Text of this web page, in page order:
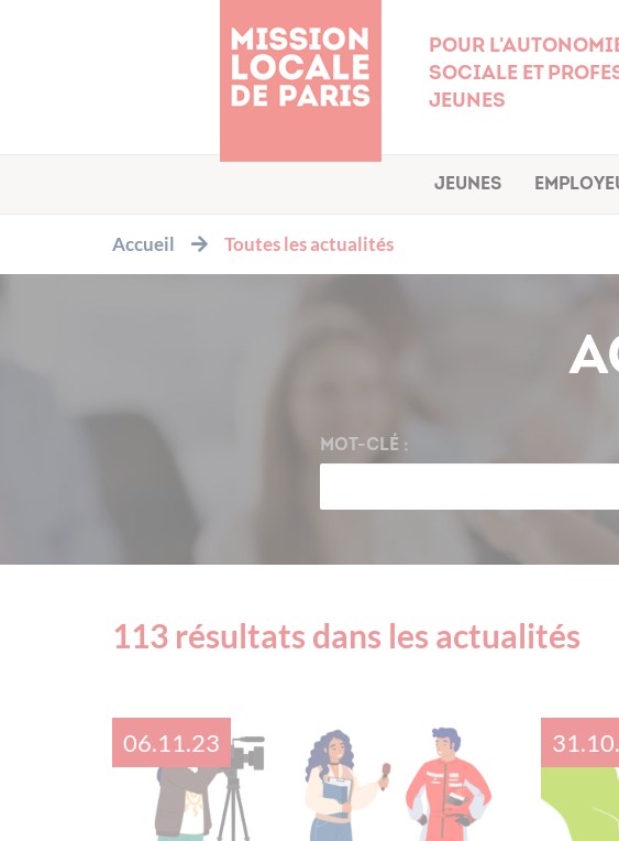
Pour
sociale et
jeunes
Jeunes
Accueil Toutes les actualités
MOT-CLÉ :
113 résultats dans les actualités
06.11.23